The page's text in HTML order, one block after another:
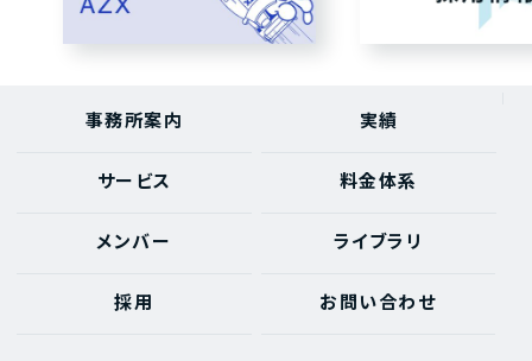
事務所案内 実績
サービス 料金体系
メンバー ライブラリ
採用 お問い合わせ